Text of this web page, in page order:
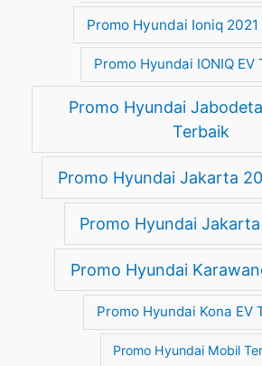
Promo Hyundai Ioniq
Promo Hyundai IONIQ EV
Promo Hyundai
Terbaik
Promo Hyundai Jakarta
Promo Hyundai
Promo Hyundai
Promo Hyundai Kona EV
Promo Hyundai Mobil